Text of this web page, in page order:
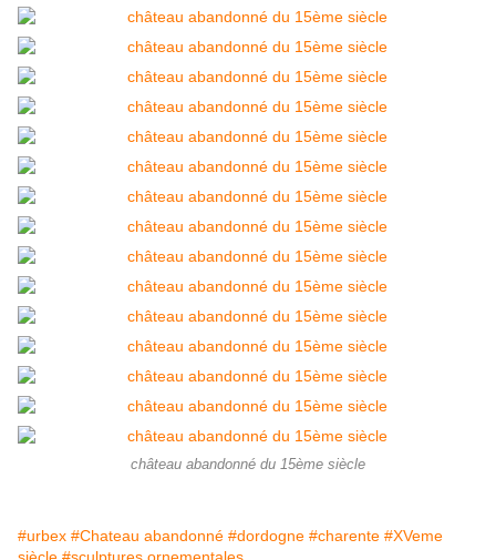
château abandonné du 15ème siècle
#urbex #Chateau abandonné #dordogne #charente #XVeme